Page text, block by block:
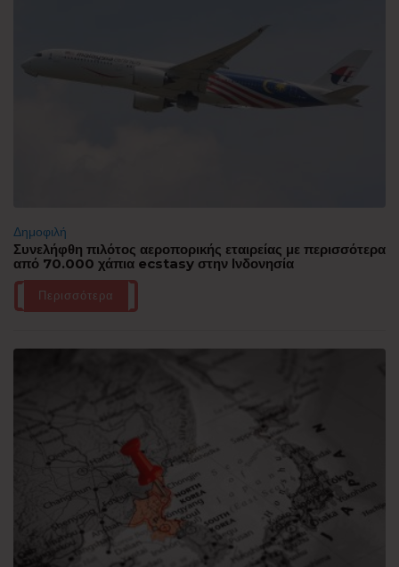
Δημοφιλή
Συνελήφθη πιλότος αεροπορικής εταιρείας με περισσότερα
από 70.000 χάπια ecstasy στην Ινδονησία
Περισσότερα